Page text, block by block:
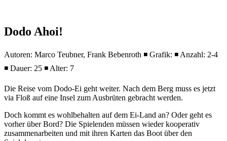
Dodo Ahoi!
Autoren: Marco Teubner, Frank Bebenroth ◾ Grafik: ◾ Anzahl: 2-4
◾ Dauer: 25 ◾ Alter: 7
Die Reise vom Dodo-Ei geht weiter. Nach dem Berg muss es jetzt
via Floß auf eine Insel zum Ausbrüten gebracht werden.
Doch kommt es wohlbehalten auf dem Ei-Land an? Oder geht es
vorher über Bord? Die Spielenden müssen wieder kooperativ
zusammenarbeiten und mit ihren Karten das Boot über den